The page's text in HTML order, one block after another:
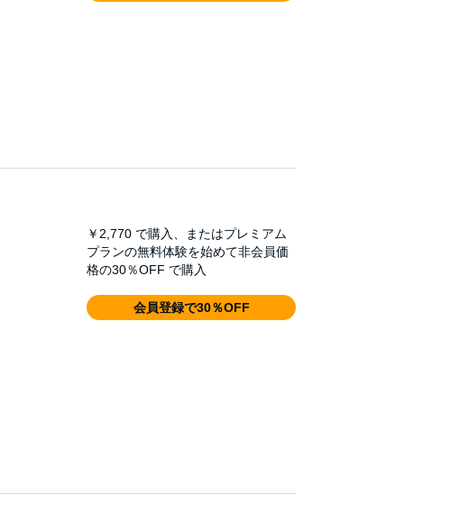
￥2,770 で購入、またはプレミアム
プランの無料体験を始めて非会員価
格の30％OFF で購入
会員登録で30％OFF